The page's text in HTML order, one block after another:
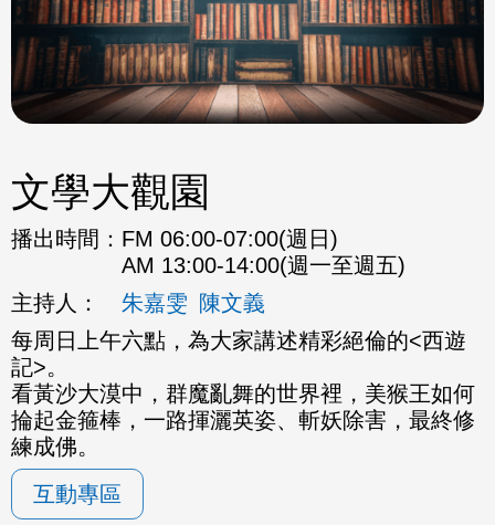
文學大觀園
播出時間： FM 06:00-07:00(週日)
AM 13:00-14:00(週一至週五)
主持人：
朱嘉雯 陳文義
每周日上午六點，為大家講述精彩絕倫的<西遊
記>。
看黃沙大漠中，群魔亂舞的世界裡，美猴王如何
掄起金箍棒，一路揮灑英姿、斬妖除害，最終修
練成佛。
互動專區